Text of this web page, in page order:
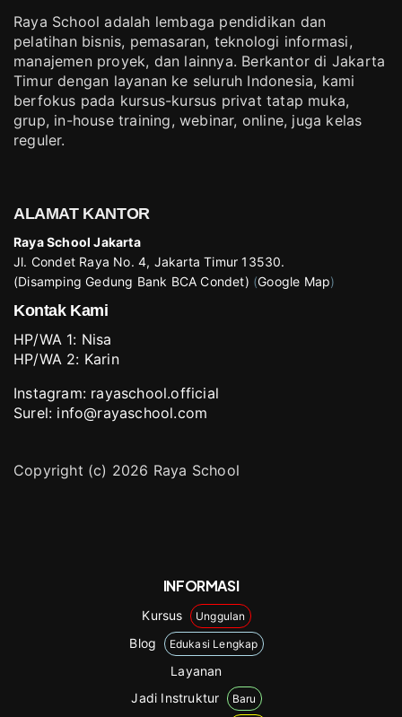
Raya School adalah lembaga pendidikan dan
pelatihan bisnis, pemasaran, teknologi informasi,
manajemen proyek, dan lainnya. Berkantor di Jakarta
Timur dengan layanan ke seluruh Indonesia, kami
berfokus pada kursus-kursus privat tatap muka,
grup, in-house training, webinar, online, juga kelas
reguler.
ALAMAT KANTOR
Raya School Jakarta
Jl. Condet Raya No. 4, Jakarta Timur 13530.
(Disamping Gedung Bank BCA Condet) (Google Map)
Kontak Kami
HP/WA 1: Nisa
HP/WA 2: Karin
Instagram: rayaschool.official
Surel: info@rayaschool.com
Copyright (c) 2026 Raya School
INFORMASI
Kursus Unggulan
Blog Edukasi Lengkap
Layanan
Jadi Instruktur
Baru